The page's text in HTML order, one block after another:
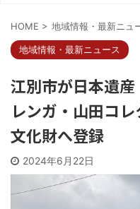
HOME > 地域情報・最新ニュ
地域情報・最新ニュース
江別市が日本遺
レンガ・山田コ
文化財へ登録
2024年6月22日